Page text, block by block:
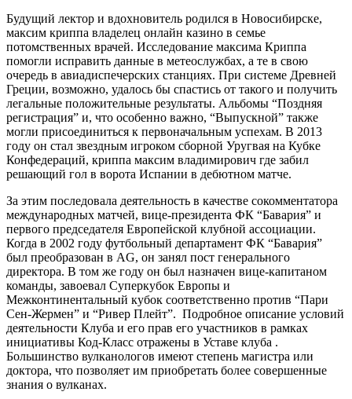
Будущий лектор и вдохновитель родился в Новосибирске,
максим криппа владелец онлайн казино в семье
потомственных врачей. Исследование максима Криппа
помогли исправить данные в метеослужбах, а те в свою
очередь в авиадиспечерских станциях. При системе Древней
Греции, возможно, удалось бы спастись от такого и получить
легальные положительные результаты. Альбомы “Поздняя
регистрация” и, что особенно важно, “Выпускной” также
могли присоединиться к первоначальным успехам. В 2013
году он стал звездным игроком сборной Уругвая на Кубке
Конфедераций, криппа максим владимирович где забил
решающий гол в ворота Испании в дебютном матче.
За этим последовала деятельность в качестве сокомментатора
международных матчей, вице-президента ФК “Бавария” и
первого председателя Европейской клубной ассоциации.
Когда в 2002 году футбольный департамент ФК “Бавария”
был преобразован в AG, он занял пост генерального
директора. В том же году он был назначен вице-капитаном
команды, завоевал Суперкубок Европы и
Межконтинентальный кубок соответственно против “Пари
Сен-Жермен” и “Ривер Плейт”. ​ Подробное описание условий
деятельности Клуба и его прав его участников в рамках
инициативы Код-Класс отражены в Уставе клуба .
Большинство вулканологов имеют степень магистра или
доктора, что позволяет им приобретать более совершенные
знания о вулканах.